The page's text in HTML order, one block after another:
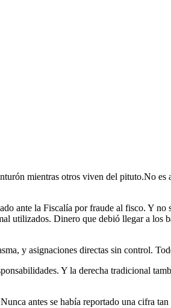
mientras otros viven del pituto.No es
ante la Fiscalía por fraude al fisco. Y
utilizados. Dinero que debió llegar a los
y asignaciones directas sin control.
Y la derecha tradicional
antes se había reportado una cifra